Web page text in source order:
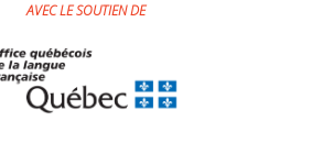
AVEC LE SOUTIEN DE